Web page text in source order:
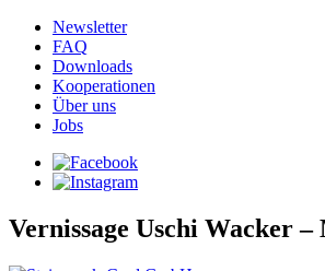
Newsletter
FAQ
Downloads
Kooperationen
Über uns
Jobs
Vernissage Uschi Wacker